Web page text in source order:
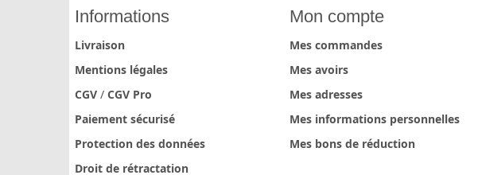
Informations
Livraison
Mentions légales
CGV / CGV Pro
Paiement sécurisé
Protection des données
Droit de rétractation
Mon compte
Mes commandes
Mes avoirs
Mes adresses
Mes informations personnelles
Mes bons de réduction